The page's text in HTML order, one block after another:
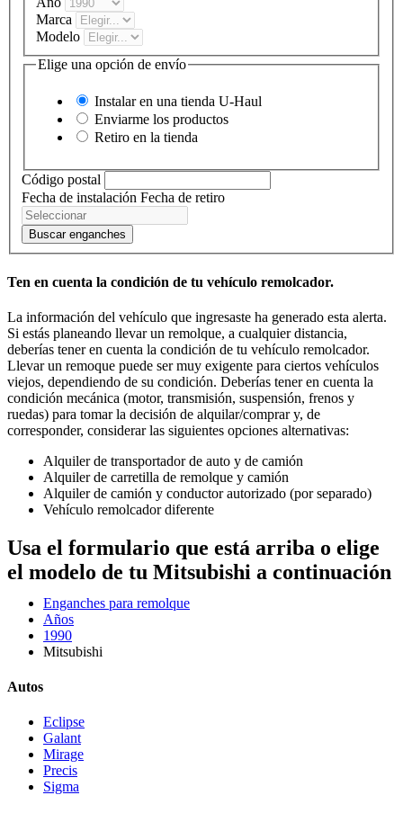
Marca
Modelo
Elige una opción de envío
Instalar en una tienda U-Haul
Enviarme los productos
Retiro en la tienda
Código postal
Fecha de instalación Fecha de retiro
Buscar enganches
Ten en cuenta la condición de tu vehículo remolcador.
La información del vehículo que ingresaste ha generado esta alerta.
Si estás planeando llevar un remolque, a cualquier distancia,
deberías tener en cuenta la condición de tu vehículo remolcador.
Llevar un remoque puede ser muy exigente para ciertos vehículos
viejos, dependiendo de su condición. Deberías tener en cuenta la
condición mecánica (motor, transmisión, suspensión, frenos y
ruedas) para tomar la decisión de alquilar/comprar y, de
corresponder, considerar las siguientes opciones alternativas:
Alquiler de transportador de auto y de camión
Alquiler de carretilla de remolque y camión
Alquiler de camión y conductor autorizado (por separado)
Vehículo remolcador diferente
Usa el formulario que está arriba o elige
el modelo de tu Mitsubishi a continuación
Enganches para remolque
Años
1990
Mitsubishi
Autos
Eclipse
Galant
Mirage
Precis
Sigma